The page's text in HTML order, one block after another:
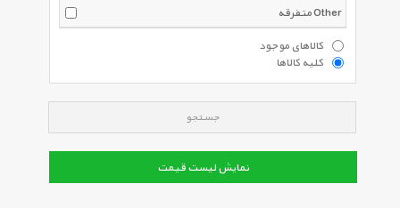
متفرقه Other
کالاهای موجود
کلیه کالاها
جستجو
نمایش لیست قیمت